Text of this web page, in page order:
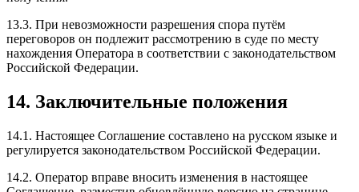
13.3. При невозможности разрешения спора путём
переговоров он подлежит рассмотрению в суде по месту
нахождения Оператора в соответствии с законодательством
Российской Федерации.
14. Заключительные положения
14.1. Настоящее Соглашение составлено на русском языке и
регулируется законодательством Российской Федерации.
14.2. Оператор вправе вносить изменения в настоящее